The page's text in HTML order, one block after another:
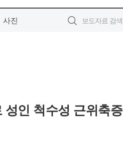
사진
인 척수성 근위축증